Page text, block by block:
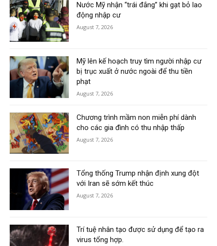
Nước Mỹ nhận “trái đắng” khi gạt bỏ lao
động nhập cư
August 7, 2026
Mỹ lên kế hoạch truy tìm người nhập cư
bị trục xuất ở nước ngoài để thu tiền
phạt
August 7, 2026
Chương trình mầm non miễn phí dành
cho các gia đình có thu nhập thấp
August 7, 2026
Tổng thống Trump nhận định xung đột
với Iran sẽ sớm kết thúc
August 7, 2026
Trí tuệ nhân tạo được sử dụng để tạo ra
virus tổng hợp.